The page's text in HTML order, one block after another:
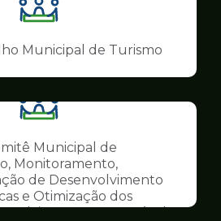
Ilustração
da
pagina
Conselhos
Municipal de Turismo
Ilustração
da
pagina
de
Conselhos
Municipal de
Monitoramento,
de Desenvolvimento
e Otimização dos
Sustentável